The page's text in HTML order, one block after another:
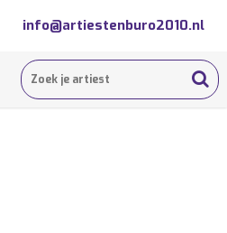
info@artiestenburo2010.nl